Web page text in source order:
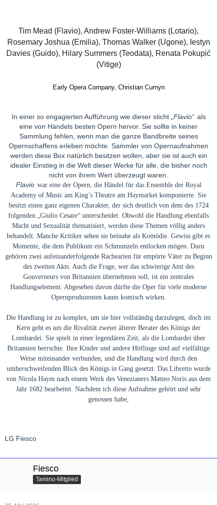
Tim Mead (Flavio), Andrew Foster-Williams (Lotario),
Rosemary Joshua (Emilia), Thomas Walker (Ugone), Iestyn
Davies (Guido), Hilary Summers (Teodata), Renata Pokupić
(Vitige)
Early Opera Company, Christian Curnyn
In einer so engagierten Aufführung wie dieser sticht „Flavio“ als
eine von Händels besten Opern hervor. Sie sollte in keiner
Sammlung fehlen, wenn man die ganze Bandbreite seines
Opernschaffens erleben möchte. Sammler von Opernaufnahmen
werden diese Box natürlich besitzen wollen, aber sie ist auch ein
idealer Einstieg in die Welt dieser Werke für alle, die bisher noch
nicht von ihrem Wert überzeugt waren.
Flavio war eine der Opern, die Händel für das Ensemble der Royal
Academy of Music am King’s Theatre am Haymarket komponierte. Sie
besitzt einen ganz eigenen Charakter, der sich deutlich von dem des 1724
folgenden „Giulio Cesare“ unterscheidet. Obwohl die Handlung ebenfalls
Macht und Sexualität thematisiert, werden diese Themen völlig anders
behandelt. Manche Kritiker sehen sie beinahe als Komödie. Gewiss gibt es
Momente, die dem Publikum ein Schmunzeln entlocken mögen. Dazu
gehören zwei aufeinanderfolgende Rachearien für empörte Väter zu Beginn
des zweiten Akts. Auch die Frage, wer das schwierige Amt des
Gouverneurs von Britannien übernehmen soll, ist ein zentrales
Handlungselement. Abgesehen davon dürfte die Oper für viele moderne
Opernproduzenten kaum komisch wirken.
Die Handlung ist zu komplex, um sie hier vollständig darzulegen, doch im
Kern geht es um die Rivalität zweier älterer Berater des Königs der
Lombardei. Sie spielt in einer legendären Zeit, als die Lombardei über
Britannien herrschte. Ihre Kinder und andere Höflinge sind auf vielfältige
Weise miteinander verbunden, und die Handlung wird durch den
umherschweifenden Blick des Königs in Gang gesetzt. Das Libretto wurde
von Nicola Haym nach einem Werk des Venezianers Matteo Noris aus dem
Jahr 1682 bearbeitet. Nachdem ich diese Aufnahme gehört und sehr
genossen habe,
LG Fiesco
Fiesco
Tamino-Mitglied